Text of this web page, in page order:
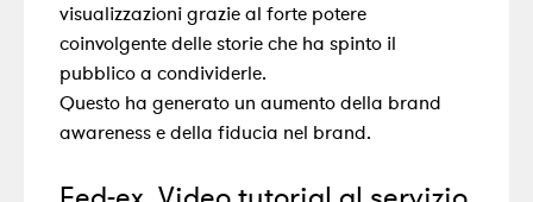
visualizzazioni grazie al forte potere
coinvolgente delle storie che ha spinto il
pubblico a condividerle.
Questo ha generato un aumento della brand
awareness e della fiducia nel brand.